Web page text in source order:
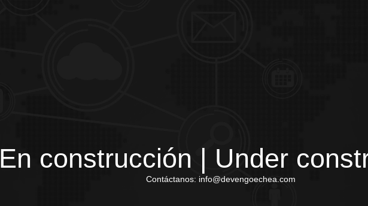
En construcción | Under
Contáctanos: info@devengoechea.com